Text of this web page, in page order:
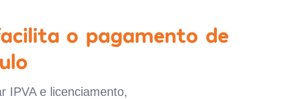
o pagamento de
IPVA e licenciamento,